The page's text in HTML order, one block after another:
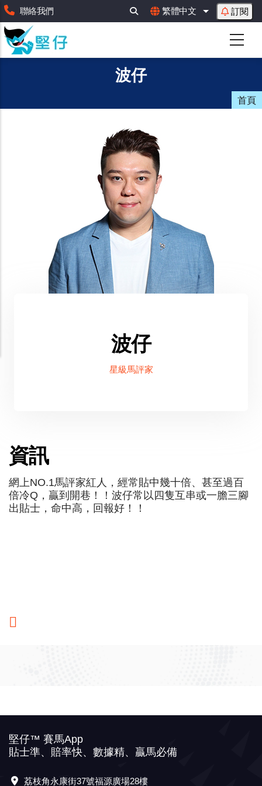
移
至
主
內
容
聯絡我們 繁體中文 列出額外動作
訂閱
波仔
首頁
波仔
星級馬評家
資訊
網上NO.1馬評家紅人，經常貼中幾十倍、甚至過百
倍冷Q，贏到開巷！！波仔常以四隻互串或一膽三腳
出貼士，命中高，回報好！！
堅仔™ 賽馬App
貼士準、賠率快、數據精、贏馬必備
荔枝角永康街37號福源廣場28樓